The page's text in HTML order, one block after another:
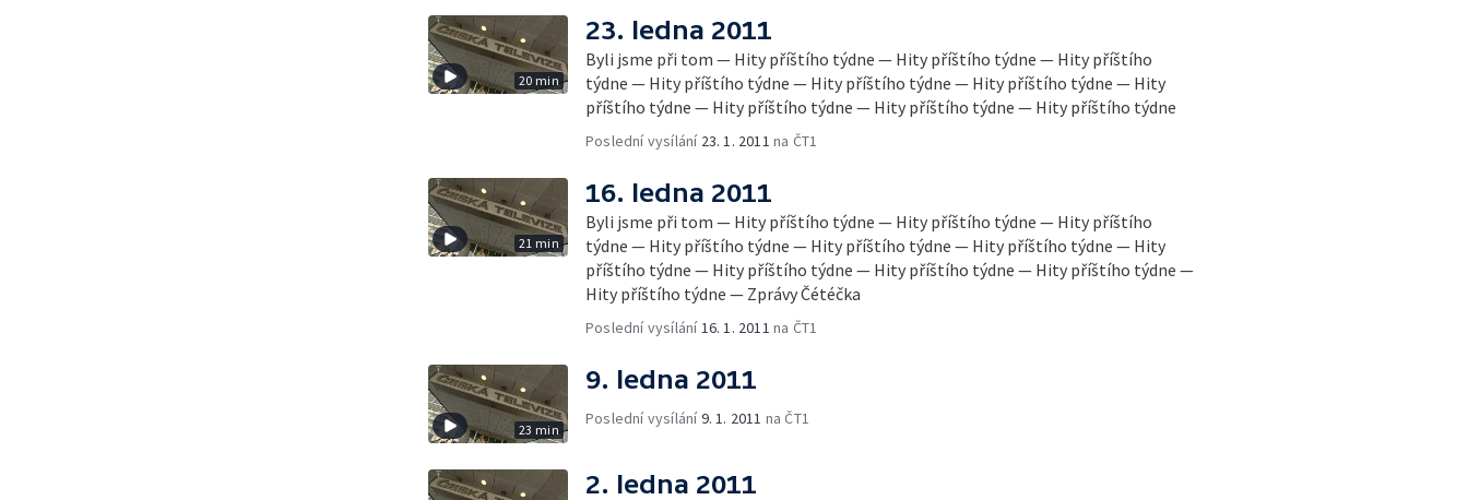
20 min
23. ledna 2011
Byli jsme při tom — Hity příštího týdne — Hity příštího týdne — Hity příštího
týdne — Hity příštího týdne — Hity příštího týdne — Hity příštího týdne — Hity
příštího týdne — Hity příštího týdne — Hity příštího týdne — Hity příštího týdne
Poslední vysílání 23. 1. 2011 na ČT1
21 min
16. ledna 2011
Byli jsme při tom — Hity příštího týdne — Hity příštího týdne — Hity příštího
týdne — Hity příštího týdne — Hity příštího týdne — Hity příštího týdne — Hity
příštího týdne — Hity příštího týdne — Hity příštího týdne — Hity příštího týdne —
Hity příštího týdne — Zprávy Čétéčka
Poslední vysílání 16. 1. 2011 na ČT1
23 min
9. ledna 2011
Poslední vysílání9. 1. 2011 na ČT1
2. ledna 2011